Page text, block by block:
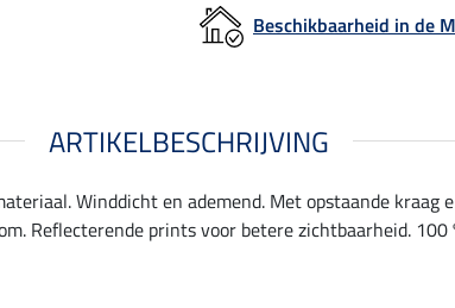
Beschikbaarheid in de
ARTIKELBESCHRIJVING
Winddicht en ademend. Met opstaande
Reflecterende prints voor betere zichtbaarheid. 100